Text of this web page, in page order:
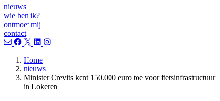
nieuws
wie ben ik?
ontmoet mij
contact
Home
nieuws
Minister Crevits kent 150.000 euro toe voor fietsinfrastructuur
in Lokeren